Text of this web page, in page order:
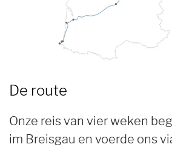
De route
Onze reis van vier weken
im Breisgau en voerde ons